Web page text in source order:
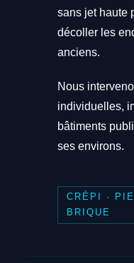
sans jet haute
décoller les
anciens.
Nous
individuelles,
bâtiments
ses environs.
CRÉPI ·
BRIQUE